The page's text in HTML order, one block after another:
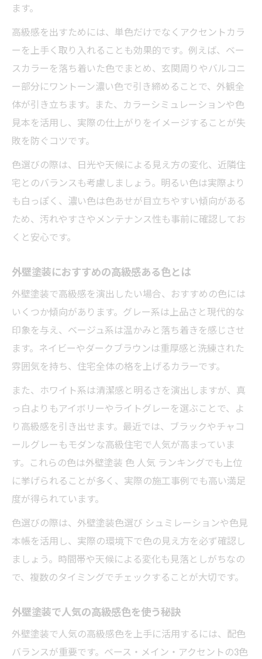
ます。
高級感を出すためには、単色だけでなくアクセントカラ
ーを上手く取り入れることも効果的です。例えば、ベー
スカラーを落ち着いた色でまとめ、玄関周りやバルコニ
ー部分にワントーン濃い色で引き締めることで、外観全
体が引き立ちます。また、カラーシミュレーションや色
見本を活用し、実際の仕上がりをイメージすることが失
敗を防ぐコツです。
色選びの際は、日光や天候による見え方の変化、近隣住
宅とのバランスも考慮しましょう。明るい色は実際より
も白っぽく、濃い色は色あせが目立ちやすい傾向がある
ため、汚れやすさやメンテナンス性も事前に確認してお
くと安心です。
外壁塗装におすすめの高級感ある色とは
外壁塗装で高級感を演出したい場合、おすすめの色には
いくつか傾向があります。グレー系は上品さと現代的な
印象を与え、ベージュ系は温かみと落ち着きを感じさせ
ます。ネイビーやダークブラウンは重厚感と洗練された
雰囲気を持ち、住宅全体の格を上げるカラーです。
また、ホワイト系は清潔感と明るさを演出しますが、真
っ白よりもアイボリーやライトグレーを選ぶことで、よ
り高級感を引き出せます。最近では、ブラックやチャコ
ールグレーもモダンな高級住宅で人気が高まっていま
す。これらの色は外壁塗装 色 人気 ランキングでも上位
に挙げられることが多く、実際の施工事例でも高い満足
度が得られています。
色選びの際は、外壁塗装色選び シュミレーションや色見
本帳を活用し、実際の環境下で色の見え方を必ず確認し
ましょう。時間帯や天候による変化も見落としがちなの
で、複数のタイミングでチェックすることが大切です。
外壁塗装で人気の高級感色を使う秘訣
外壁塗装で人気の高級感色を上手に活用するには、配色
バランスが重要です。ベース・メイン・アクセントの3色